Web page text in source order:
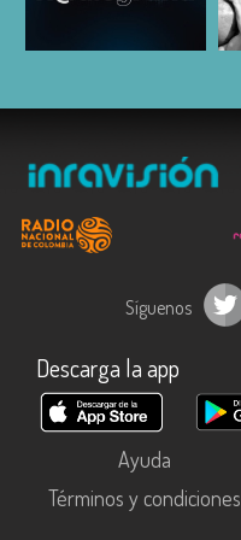
Síguenos
Descarga la app
Ayuda
Términos y condiciones